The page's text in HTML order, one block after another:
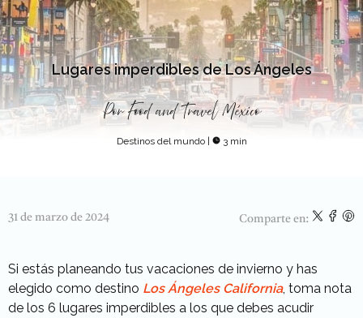
Lugares imperdibles de Los Ángeles
PorFood and Travel México
Destinos del mundo | 3 min
31 de marzo de 2024 Comparte en:
Si estás planeando tus vacaciones de invierno y has
elegido como destino Los Ángeles California, toma nota
de los 6 lugares imperdibles a los que debes acudir